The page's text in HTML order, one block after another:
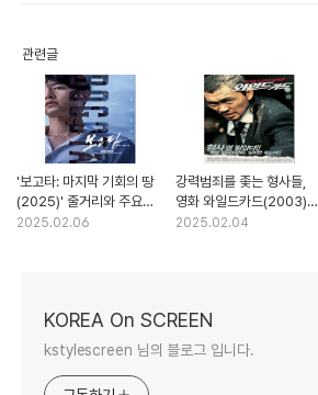
관련글
'보고타: 마지막 기회의 땅
(2025)' 줄거리와 주요
특징
2025.02.06
강력범죄를 좇는 형사들,
영화 와일드카드(2003)의
세계
2025.02.04
KOREA On SCREEN
kstylescreen 님의 블로그 입니다.